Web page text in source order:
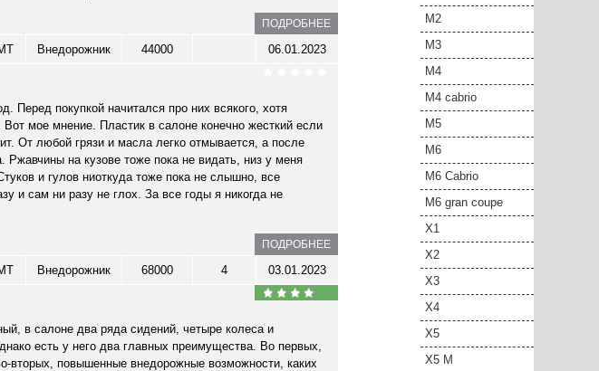
ПОДРОБНЕЕ
Внедорожник 44000 06.01.2023
Перед покупкой начитался про них всякого, хотя
мое мнение. Пластик в салоне конечно жесткий если
От любой грязи и масла легко отмывается, а после
Ржавчины на кузове тоже пока не видать, низ у меня
и гулов ниоткуда тоже пока не слышно, все
и сам ни разу не глох. За все годы я никогда не
ПОДРОБНЕЕ
Внедорожник 68000 4 03.01.2023
в салоне два ряда сидений, четыре колеса и
есть у него два главных преимущества. Во первых,
вторых, повышенные внедорожные возможности, каких
M2
M3
M4
M4 cabrio
M5
M6
M6 Cabrio
M6 gran coupe
X1
X2
X3
X4
X5
X5 M